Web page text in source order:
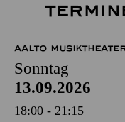
AALTO
Sonntag
13.09.2026
18:00 - 21:15